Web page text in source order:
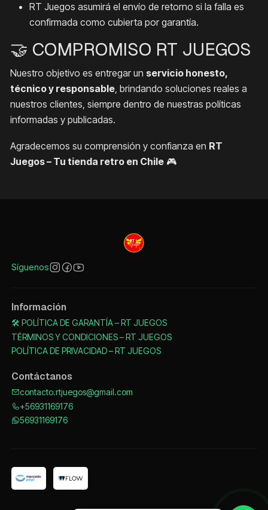
RT Juegos asumirá el envío de retorno si la falla es
confirmada como cubierta por garantía.
🤝 COMPROMISO RT JUEGOS
Nuestro objetivo es entregar un servicio honesto,
técnico y responsable, brindando soluciones reales a
nuestros clientes, siempre dentro de nuestras políticas
informadas y publicadas.
Agradecemos su comprensión y confianza en RT
Juegos – Tu tienda retro en Chile🎮
Síguenos
Información
🛠️ POLÍTICA DE GARANTÍA – RT JUEGOS
TÉRMINOS Y CONDICIONES – RT JUEGOS
POLÍTICA DE PRIVACIDAD – RT JUEGOS
Contáctanos
contacto.rtjuegos@gmail.com
+56931169176
56931169176